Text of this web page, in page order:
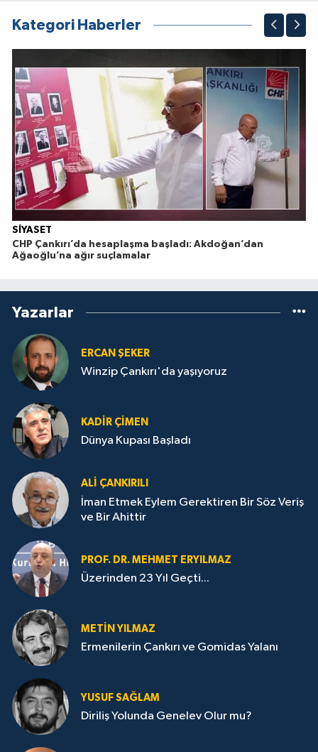
Kategori Haberler
SİYASET
CHP Çankırı’da hesaplaşma başladı: Akdoğan’dan
Ağaoğlu’na ağır suçlamalar
Yazarlar
ERCAN ŞEKER
Winzip Çankırı'da yaşıyoruz
KADIR ÇIMEN
Dünya Kupası Başladı
ALI ÇANKIRILI
İman Etmek Eylem Gerektiren Bir Söz Veriş
ve Bir Ahittir
PROF. DR. MEHMET ERYILMAZ
Üzerinden 23 Yıl Geçti...
METIN YILMAZ
Ermenilerin Çankırı ve Gomidas Yalanı
YUSUF SAĞLAM
Diriliş Yolunda Genelev Olur mu?